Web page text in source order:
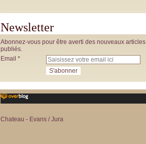
Newsletter
Abonnez-vous pour être averti des nouveaux articles
publiés.
Email
Chateau - Evans / Jura